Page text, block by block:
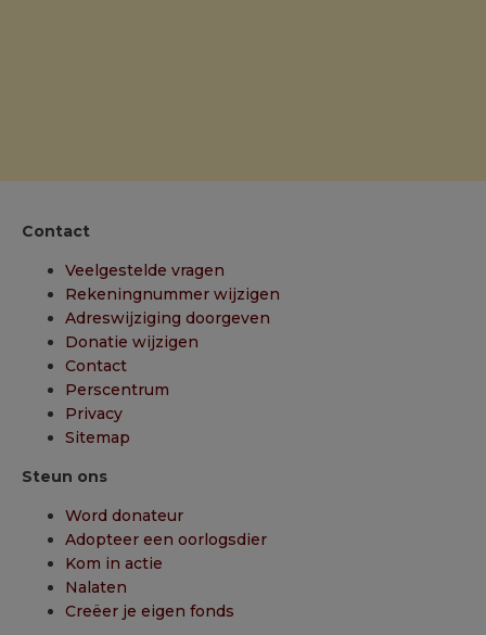
Contact
Veelgestelde vragen
Rekeningnummer wijzigen
Adreswijziging doorgeven
Donatie wijzigen
Contact
Perscentrum
Privacy
Sitemap
Steun ons
Word donateur
Adopteer een oorlogsdier
Kom in actie
Nalaten
Creëer je eigen fonds